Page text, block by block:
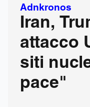
Adnkronos
Iran,
attacco
siti
pace"